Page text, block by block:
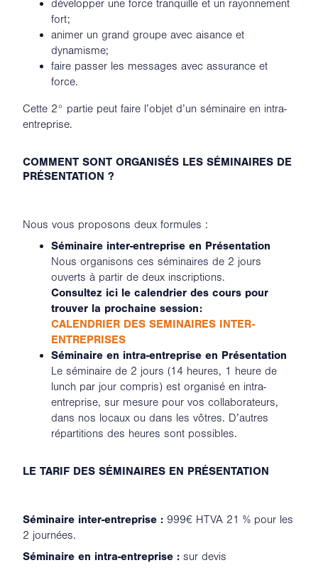
développer une force tranquille et un rayonnement
fort;
animer un grand groupe avec aisance et
dynamisme;
faire passer les messages avec assurance et
force.
Cette 2° partie peut faire l’objet d’un séminaire en intra-
entreprise.
COMMENT SONT ORGANISÉS LES SÉMINAIRES DE
PRÉSENTATION ?
Nous vous proposons deux formules :
Séminaire inter-entreprise en Présentation
Nous organisons ces séminaires de 2 jours
ouverts à partir de deux inscriptions.
Consultez ici le calendrier des cours pour
trouver la prochaine session:
CALENDRIER DES SEMINAIRES INTER-
ENTREPRISES
Séminaire en intra-entreprise en Présentation
Le séminaire de 2 jours (14 heures, 1 heure de
lunch par jour compris) est organisé en intra-
entreprise, sur mesure pour vos collaborateurs,
dans nos locaux ou dans les vôtres. D’autres
répartitions des heures sont possibles.
LE TARIF DES SÉMINAIRES EN PRÉSENTATION
Séminaire inter-entreprise : 999€ HTVA 21 % pour les
2 journées.
Séminaire en intra-entreprise : sur devis